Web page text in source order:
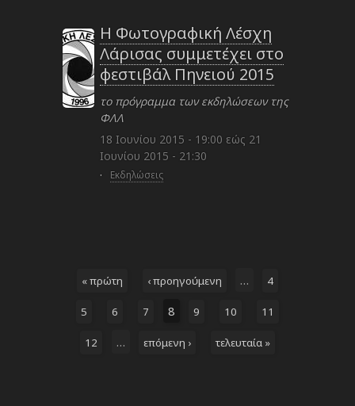
Η Φωτογραφική Λέσχη
Λάρισας συμμετέχει στο
φεστιβάλ Πηνειού 2015
το πρόγραμμα των εκδηλώσεων της
ΦΛΛ
18 Ιουνίου 2015 - 19:00 εώς 21
Ιουνίου 2015 - 21:30
· Εκδηλώσεις
« πρώτη ‹ προηγούμενη … 4
5 6 7 8 9 10 11
12 … επόμενη › τελευταία »